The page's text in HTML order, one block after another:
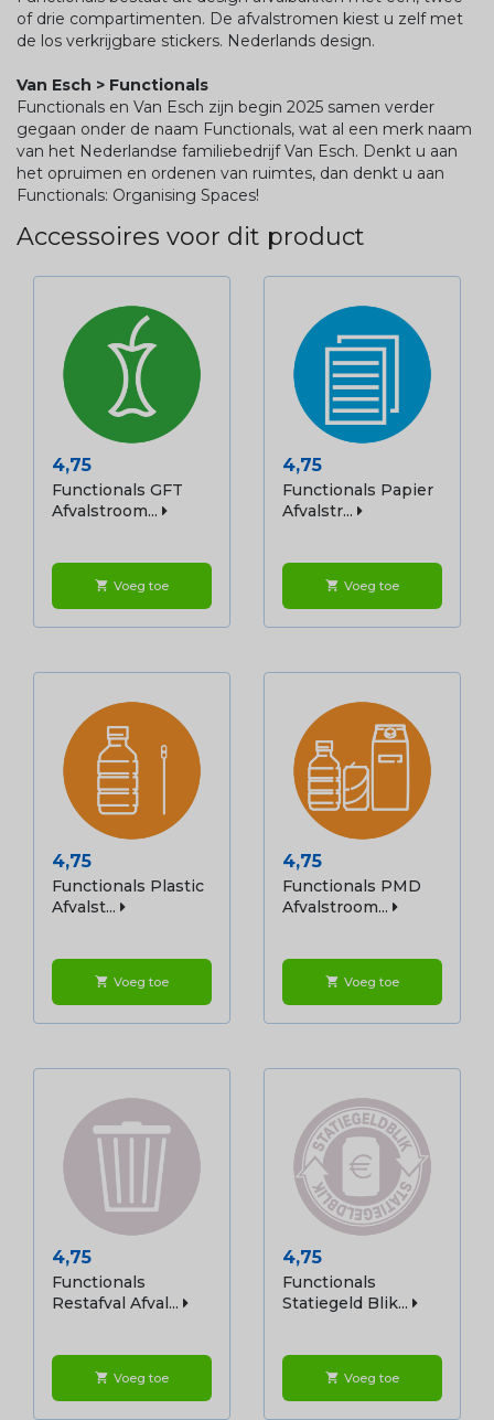
of drie compartimenten. De afvalstromen kiest u zelf met
de los verkrijgbare stickers. Nederlands design.
Van Esch > Functionals
Functionals en Van Esch zijn begin 2025 samen verder
gegaan onder de naam Functionals, wat al een merk naam
van het Nederlandse familiebedrijf Van Esch. Denkt u aan
het opruimen en ordenen van ruimtes, dan denkt u aan
Functionals: Organising Spaces!
Accessoires voor dit product
Prijs
4,75
Functionals GFT
Afvalstroom...
shopping_cart Voeg toe
Prijs
4,75
Functionals Papier
Afvalstr...
shopping_cart Voeg toe
Prijs
4,75
Functionals Plastic
Afvalst...
shopping_cart Voeg toe
Prijs
4,75
Functionals PMD
Afvalstroom...
shopping_cart Voeg toe
Prijs
4,75
Functionals
Restafval Afval...
shopping_cart Voeg toe
Prijs
4,75
Functionals
Statiegeld Blik...
shopping_cart Voeg toe